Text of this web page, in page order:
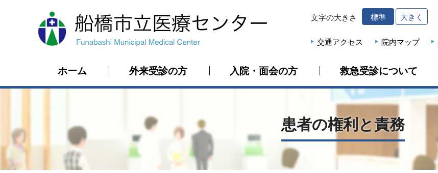
ホーム 外来受診の方 入院・面会の方 救急受診について
交通アクセス 院内マップ
文字の大きさ 標準 大きく
患者の権利と責務